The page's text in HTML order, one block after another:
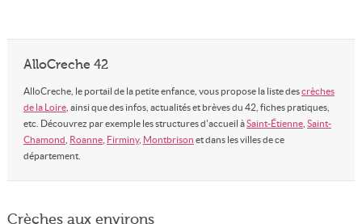
AlloCreche 42
AlloCreche, le portail de la petite enfance, vous propose la liste descrèches
de la Loire, ainsi que des infos, actualités et brèves du 42, fiches pratiques,
etc. Découvrez par exemple les structures d'accueil àSaint-Étienne, Saint-
Chamond Roanne, Firminy, Montbrison et dans les villes de ce
département.
Crèches aux environs